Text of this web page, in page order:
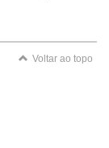
Voltar ao topo